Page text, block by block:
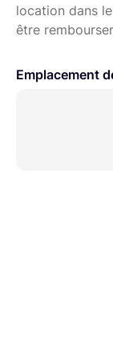
location dans
être
Emplacement